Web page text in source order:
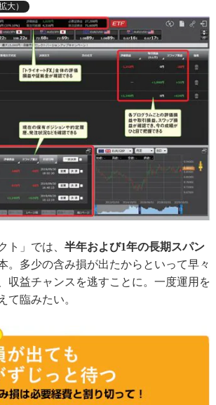
大）
」では、 半年および1年の長期スパン
。多少の含み損が出たからといって早々
収益チャンスを逃すことに。一度運用を
て臨みたい。